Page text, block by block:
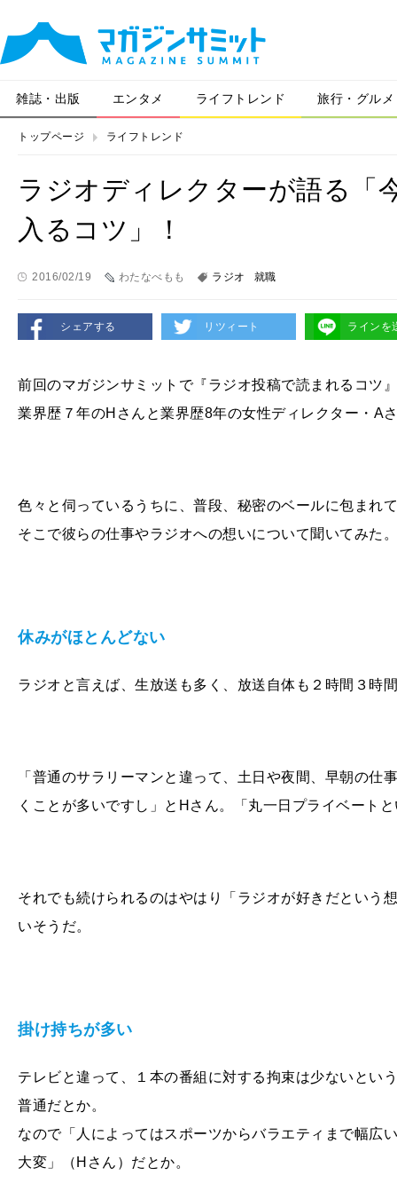
雑誌・出版 エンタメ ライフトレンド 旅行・グルメ
トップページ ライフトレンド
ラジオディレクターが語る「
入るコツ」！
2016/02/19 わたなべもも ラジオ 就職
シェアする リツィート ラインを
前回のマガジンサミットで『ラジオ投稿で読まれるコツ
業界歴７年のHさんと業界歴8年の女性ディレクター・A
色々と伺っているうちに、普段、秘密のベールに包まれ
そこで彼らの仕事やラジオへの想いについて聞いてみた。
休みがほとんどない
ラジオと言えば、生放送も多く、放送自体も２時間３時
「普通のサラリーマンと違って、土日や夜間、早朝の
くことが多いですし」とHさん。「丸一日プライベート
それでも続けられるのはやはり「ラジオが好きだという
いそうだ。
掛け持ちが多い
テレビと違って、１本の番組に対する拘束は少ないとい
普通だとか。
なので「人によってはスポーツからバラエティまで幅広
大変」（Hさん）だとか。